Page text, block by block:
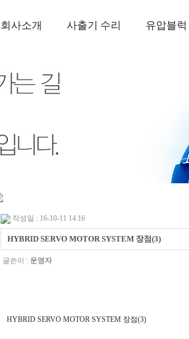
회사소개 사출기 수리 유압블
작성일 : 16-10-11 14:16
HYBRID SERVO MOTOR SYSTEM 장점(3)
글쓴이 : 운영자
HYBRID SERVO MOTOR SYSTEM 장점(3)